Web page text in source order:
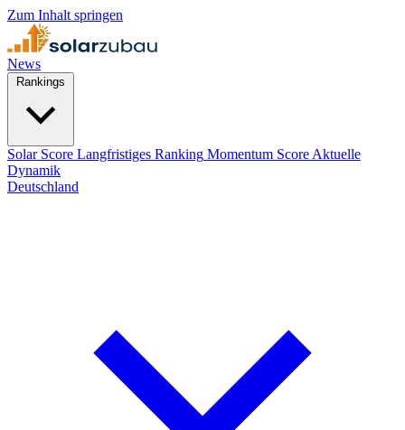
Zum Inhalt springen
News
Solar Score Langfristiges Ranking Momentum Score Aktuelle
Dynamik
Deutschland